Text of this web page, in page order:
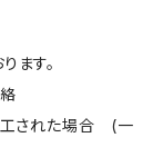
ます。
工された場合 (一